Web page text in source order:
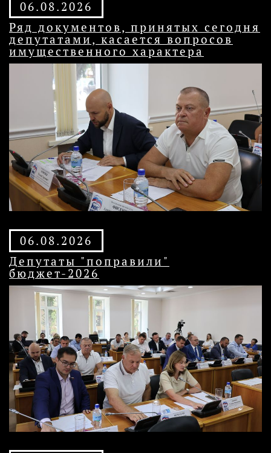
06.08.2026
Ряд документов, принятых сегодня
депутатами, касается вопросов
имущественного характера
06.08.2026
Депутаты "поправили"
бюджет-2026